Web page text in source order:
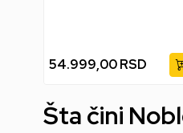
54.999,00RSD
Šta čini